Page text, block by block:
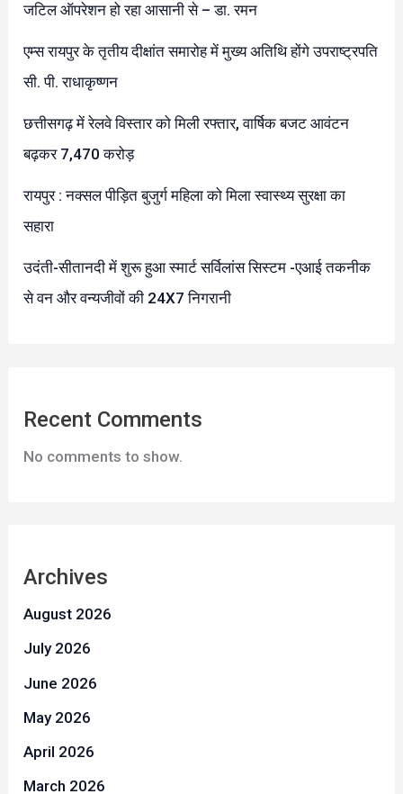
जटिल ऑपरेशन हो रहा आसानी से – डा. रमन
एम्स रायपुर के तृतीय दीक्षांत समारोह में मुख्य अतिथि होंगे उपराष्ट्रपति
सी. पी. राधाकृष्णन
छत्तीसगढ़ में रेलवे विस्तार को मिली रफ्तार, वार्षिक बजट आवंटन
बढ़कर 7,470 करोड़
रायपुर : नक्सल पीड़ित बुजुर्ग महिला को मिला स्वास्थ्य सुरक्षा का
सहारा
उदंती-सीतानदी में शुरू हुआ स्मार्ट सर्विलांस सिस्टम -एआई तकनीक
से वन और वन्यजीवों की 24X7 निगरानी
Recent Comments
No comments to show.
Archives
August 2026
July 2026
June 2026
May 2026
April 2026
March 2026